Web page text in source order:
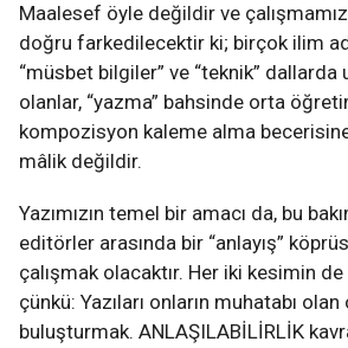
Maalesef öyle değildir ve
doğru farkedilecektir ki; birçok ilim
“müsbet bilgiler” ve “teknik” dallarda
olanlar, “yazma” bahsinde orta
kompozisyon kaleme alma
mâlik değildir.
Yazımızın temel bir amacı da, bu
editörler arasında bir “anlayış”
çalışmak olacaktır. Her iki kesimin de
çünkü: Yazıları onların muhatabı
buluşturmak. ANLAŞILABİLİRLİK